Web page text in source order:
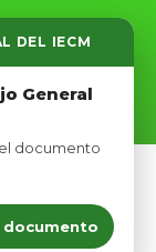
DEL IECM
General
documento
documento